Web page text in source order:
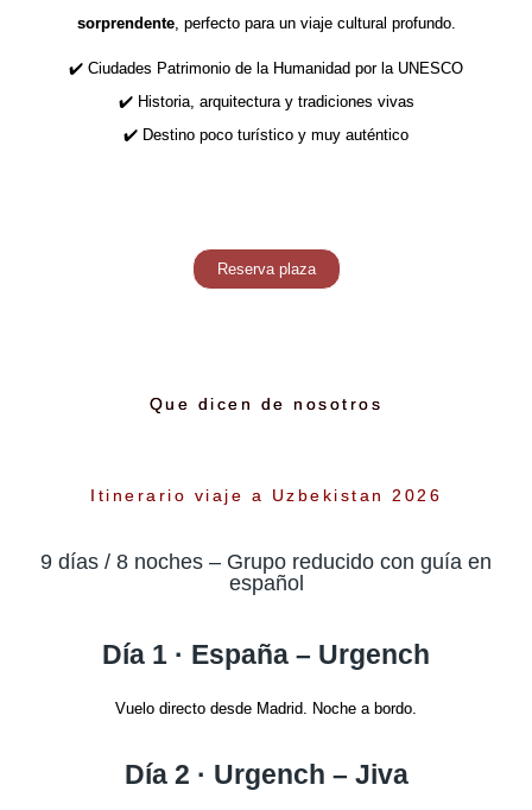
sorprendente, perfecto para un viaje cultural profundo.
✔️ Ciudades Patrimonio de la Humanidad por la UNESCO
✔️ Historia, arquitectura y tradiciones vivas
✔️ Destino poco turístico y muy auténtico
Reserva plaza
Que dicen de nosotros
Itinerario viaje a Uzbekistan 2026
9 días / 8 noches – Grupo reducido con guía en
español
Día 1 · España – Urgench
Vuelo directo desde Madrid. Noche a bordo.
Día 2 · Urgench – Jiva